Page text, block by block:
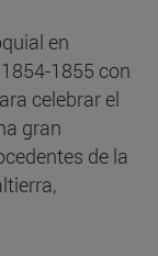
en
1855 con
celebrar el
gran
de la